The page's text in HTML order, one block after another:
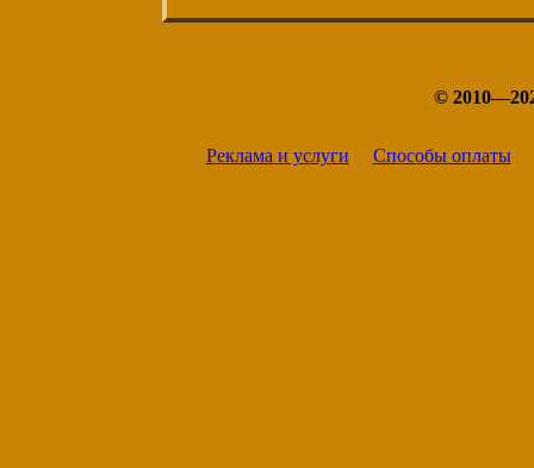
©
Реклама и услуги Способы оплаты